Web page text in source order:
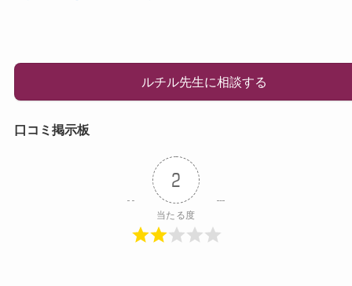
ルチル先生に相談する
口コミ掲示板
2
当たる度